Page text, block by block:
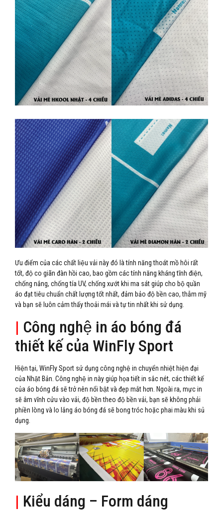
Ưu điểm của các chất liệu vải này đó là tính năng thoát mồ hôi rất
tốt, độ co giãn đàn hồi cao, bao gồm các tính năng kháng tĩnh điện,
chống nắng, chống tía UV, chống xướt khi ma sát giúp cho bộ quần
áo đạt tiêu chuẩn chất lượng tốt nhất, đảm bảo độ bền cao, thẫm mỹ
và bạn sẽ luôn cảm thấy thoải mái và tự tin nhất khi sử dụng.
| Công nghệ in áo bóng đá
thiết kế của WinFly Sport
Hiện tại, WinFly Sport sử dụng công nghệ in chuyển nhiệt hiện đại
của Nhật Bản. Công nghệ in này giúp họa tiết in sắc nét, các thiết kế
của áo bóng đá sẽ trở nên nổi bật và đẹp mắt hơn. Ngoài ra, mực in
sẽ âm vĩnh cửu vào vải, độ bền theo độ bền vải, bạn sẽ không phải
phiền lòng và lo lắng áo bóng đá sẽ bong tróc hoặc phai màu khi sủ
dụng.
| Kiểu dáng – Form dáng